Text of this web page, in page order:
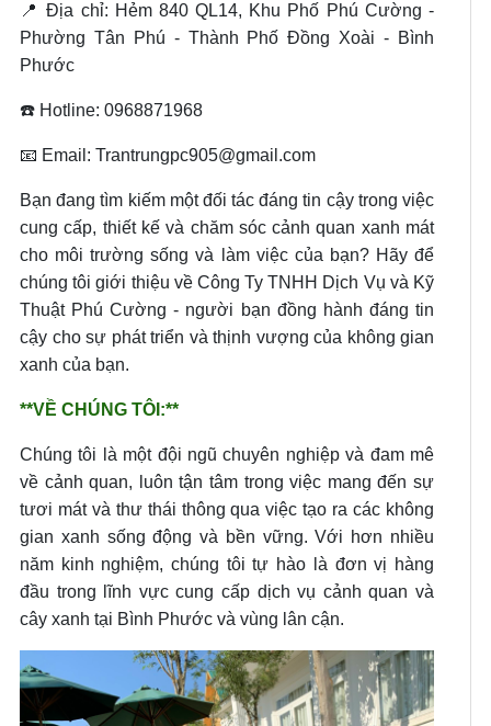
📍 Địa chỉ: Hẻm 840 QL14, Khu Phố Phú Cường -
Phường Tân Phú - Thành Phố Đồng Xoài - Bình
Phước
☎️ Hotline: 0968871968
📧 Email: Trantrungpc905@gmail.com
Bạn đang tìm kiếm một đối tác đáng tin cậy trong việc
cung cấp, thiết kế và chăm sóc cảnh quan xanh mát
cho môi trường sống và làm việc của bạn? Hãy để
chúng tôi giới thiệu về Công Ty TNHH Dịch Vụ và Kỹ
Thuật Phú Cường - người bạn đồng hành đáng tin
cậy cho sự phát triển và thịnh vượng của không gian
xanh của bạn.
**VỀ CHÚNG TÔI:**
Chúng tôi là một đội ngũ chuyên nghiệp và đam mê
về cảnh quan, luôn tận tâm trong việc mang đến sự
tươi mát và thư thái thông qua việc tạo ra các không
gian xanh sống động và bền vững. Với hơn nhiều
năm kinh nghiệm, chúng tôi tự hào là đơn vị hàng
đầu trong lĩnh vực cung cấp dịch vụ cảnh quan và
cây xanh tại Bình Phước và vùng lân cận.